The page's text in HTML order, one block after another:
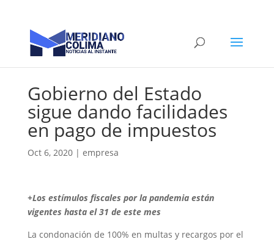
Gobierno del Estado
sigue dando facilidades
en pago de impuestos
Oct 6, 2020| empresa
+Los estímulos fiscales por la pandemia están
vigentes hasta el 31 de este mes
La condonación de 100% en multas y recargos por el